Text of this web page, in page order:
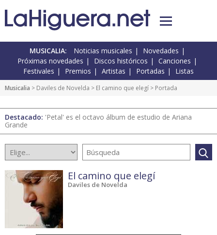
MUSICALIA: Noticias musicales
Novedades
Próximas novedades
Discos históricos
Canciones
Festivales
Premios Artistas Portadas Listas
Musicalia > Daviles de Novelda > El camino que elegí > Portada
Destacado: 'Petal' es el octavo álbum de estudio de Ariana
Grande
El camino que elegí
Daviles de Novelda